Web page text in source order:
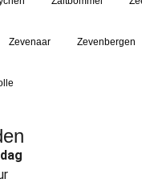
Zevenaar Zevenbergen